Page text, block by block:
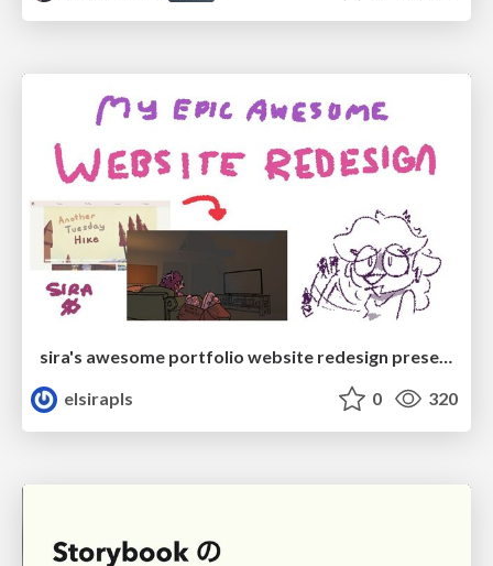
sira's awesome portfolio website redesign presentation
elsirapls
0 320